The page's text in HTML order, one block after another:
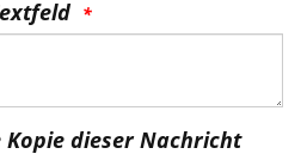
dieser Nachricht